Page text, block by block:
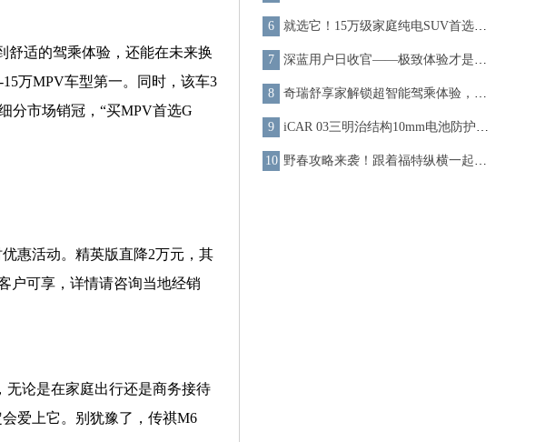
舒适的驾乘体验，还能在未来换
万MPV车型第一。同时，该车3
分市场销冠，“买MPV首选G
惠活动。精英版直降2万元，其
户可享，详情请咨询当地经销
无论是在家庭出行还是商务接待
爱上它。别犹豫了，传祺M6
就选它！15万级家庭纯电SUV首选奇瑞舒享家
深蓝用户日收官——极致体验才是用户口碑的核心要素
奇瑞舒享家解锁超智能驾乘体验，全家快乐出行，智趣加倍！
iCAR 03三明治结构10mm电池防护装甲加持，高温多雨季节出行更无忧
野春攻略来袭！跟着福特纵横一起过春天